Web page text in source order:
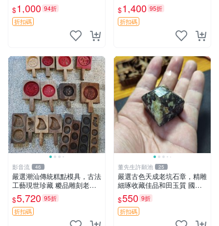
糕模具 古典 雙層模
$1,000 94折
折扣碼
陳列
$1,400 95折
折扣碼
影音流 46
嚴選潮汕傳統糕點模具，古法
工藝現世珍藏 糉品雕刻老印
模 粵式粿品雕刻模具 老師傅
工藝實物嚮導版 潮州文化伴
手禮 潮汕地區專用粿品雕花
印板 古早手工技術呈
$5,720 95折
折扣碼
董先生許願池 25
嚴選古色天成老坑石章，精雕
細琢收藏佳品和田玉質 國石
和田玉 石章
$550 9折
折扣碼